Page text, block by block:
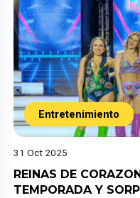
Entretenimiento
31 Oct 2025
REINAS DE
TEMPORADA Y